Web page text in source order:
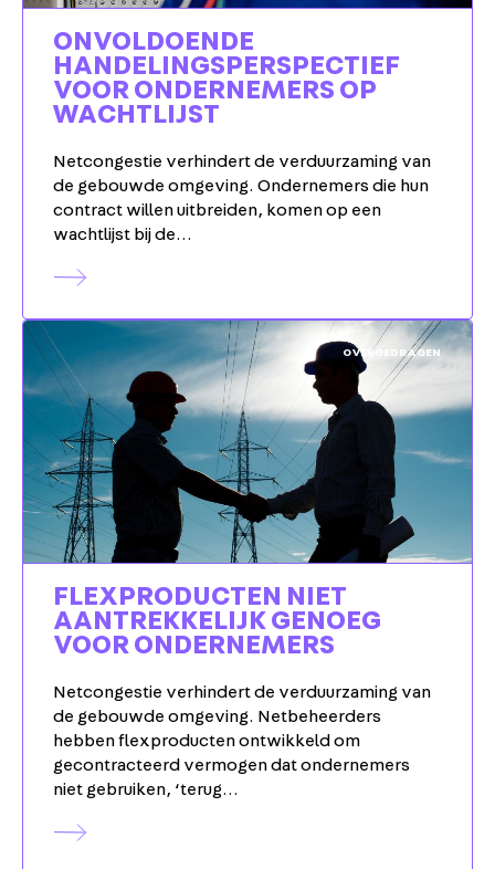
ONVOLDOENDE
HANDELINGSPERSPECTIEF
VOOR ONDERNEMERS OP
WACHTLIJST
Netcongestie verhindert de verduurzaming van
de gebouwde omgeving. Ondernemers die hun
contract willen uitbreiden, komen op een
wachtlijst bij de…
OVERGEDRAGEN
FLEXPRODUCTEN NIET
AANTREKKELIJK GENOEG
VOOR ONDERNEMERS
Netcongestie verhindert de verduurzaming van
de gebouwde omgeving. Netbeheerders
hebben flexproducten ontwikkeld om
gecontracteerd vermogen dat ondernemers
niet gebruiken, ‘terug…